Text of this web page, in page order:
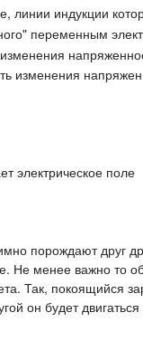
линии индукции
переменным
изменения
электрическое поле
порождают друг
Не менее важно то
Так, покоящийся
он будет